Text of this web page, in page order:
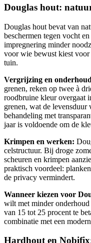
Douglas hout:
Douglas hout bevat van
beschermen tegen vocht
impregnering minder
voor wie bewust kiest
tuin.
Vergrijzing en
grenen, reken op twee à
roodbruine kleur overgaat
grenen, wat de levensduur
behandeling met
jaar is voldoende om de
Krimpen en werken:
celstructuur. Bij droge
scheuren en krimpen
praktisch voordeel:
de privacy vermindert.
Wanneer kiezen voor
wilt met minder onderhoud
van 15 tot 25 procent te
combinatie met een
Hardhout en